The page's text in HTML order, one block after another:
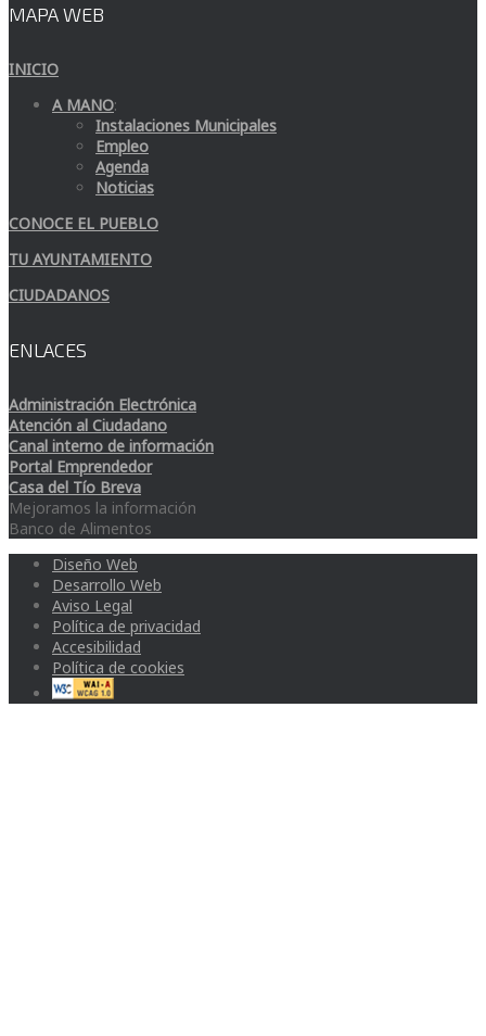
MAPA WEB
INICIO
A MANO:
Instalaciones Municipales
Empleo
Agenda
Noticias
CONOCE EL PUEBLO
TU AYUNTAMIENTO
CIUDADANOS
ENLACES
Administración Electrónica
Atención al Ciudadano
Canal interno de información
Portal Emprendedor
Casa del Tío Breva
Mejoramos la información
Banco de Alimentos
Diseño Web
Desarrollo Web
Aviso Legal
Política de privacidad
Accesibilidad
Política de cookies